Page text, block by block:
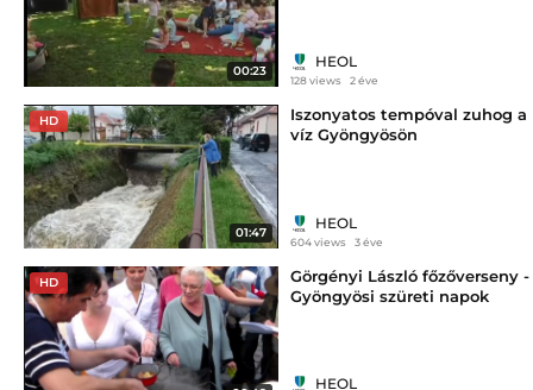
00:23
HEOL
128 views 2 éve
HD
01:47
Iszonyatos tempóval zuhog a
víz Gyöngyösön
HEOL
604 views 3 éve
HD
Görgényi László főzőverseny -
Gyöngyösi szüreti napok
HEOL